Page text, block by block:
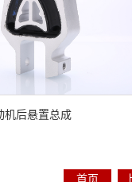
机后悬置总成
首页